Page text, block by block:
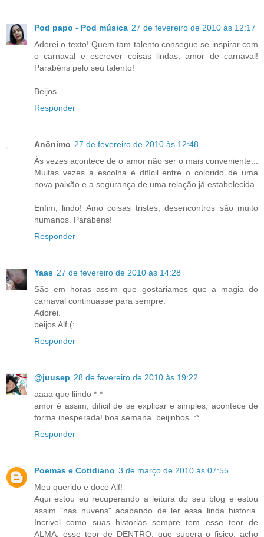
Pod papo - Pod música 27 de fevereiro de 2010 às 12:17
Adorei o texto! Quem tam talento consegue se inspirar com
o carnaval e escrever coisas lindas, amor de carnaval!
Parabéns pelo seu talento!
Beijos
Responder
Anônimo 27 de fevereiro de 2010 às 12:48
Às vezes acontece de o amor não ser o mais conveniente...
Muitas vezes a escolha é difícil entre o colorido de uma
nova paixão e a segurança de uma relação já estabelecida.
Enfim, lindo! Amo coisas tristes, desencontros são muito
humanos. Parabéns!
Responder
Yaas 27 de fevereiro de 2010 às 14:28
São em horas assim que gostariamos que a magia do
carnaval continuasse para sempre.
Adorei.
beijos Alf (:
Responder
@juusep 28 de fevereiro de 2010 às 19:22
aaaa que liindo *-*
amor é assim, dificil de se explicar e simples, acontece de
forma inesperada! boa semana. beijinhos. :*
Responder
Poemas e Cotidiano 3 de março de 2010 às 07:55
Meu querido e doce Alf!
Aqui estou eu recuperando a leitura do seu blog e estou
assim "nas nuvens" acabando de ler essa linda historia.
Incrivel como suas historias sempre tem esse teor de
ALMA, esse teor de DENTRO, que supera o fisico, acho